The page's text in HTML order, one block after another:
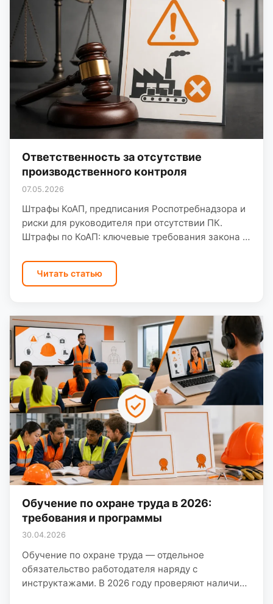
Ответственность за отсутствие
производственного контроля
07.05.2026
Штрафы КоАП, предписания Роспотребнадзора и
риски для руководителя при отсутствии ПК.
Штрафы по КоАП: ключевые требования закона и
предприятиями Саратовской области. Штрафы…
Читать статью
Обучение по охране труда в 2026:
требования и программы
30.04.2026
Обучение по охране труда — отдельное
обязательство работодателя наряду с
инструктажами. В 2026 году проверяют наличие